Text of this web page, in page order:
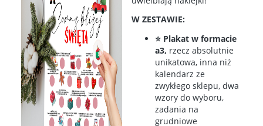
W ZESTAWIE:
⭐ Plakat w formacie
a3, rzecz absolutnie
unikatowa, inna niż
kalendarz ze
zwykłego sklepu, dwa
wzory do wyboru,
zadania na
grudniowe